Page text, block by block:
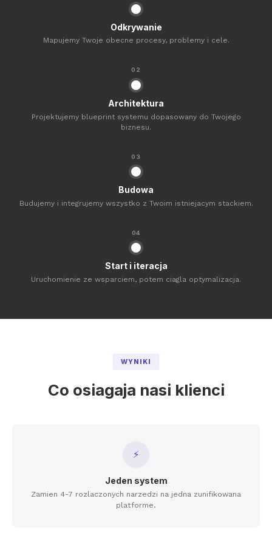
Odkrywanie
Mapujemy Twoje obecne procesy, problemy i cele.
02
Architektura
Projektujemy blueprint systemu dopasowany do Twojego
biznesu.
03
Budowa
Budujemy i integrujemy wszystko z Twoim istniejacym stackiem.
04
Start i iteracja
Uruchomienie ze wsparciem, potem ciagla optymalizacja.
WYNIKI
Co osiagaja nasi klienci
⚡
Jeden system
Zamien 4-7 rozlaczonych narzedzi na jedna zunifikowana
platforme.